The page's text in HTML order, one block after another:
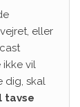
eller
vil
dig, skal
tavse